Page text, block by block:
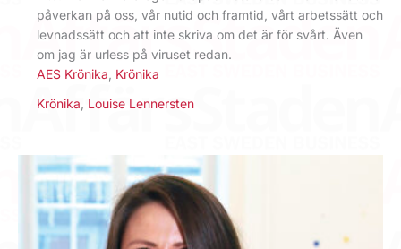
påverkan på oss, vår nutid och framtid, vårt arbetssätt och
levnadssätt och att inte skriva om det är för svårt. Även
om jag är urless på viruset redan.
AES Krönika Krönika
Krönika Louise Lennersten